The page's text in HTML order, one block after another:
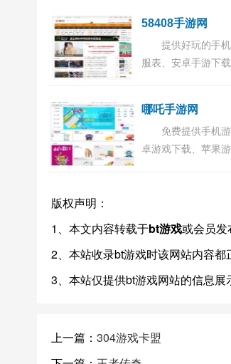
频道...
58408手游网
提供好玩的手
服表、安卓手游下
哪吒手游网
免费提供手机
卓游戏下载、苹果
版权声明：
1、本文内容转载于bt游戏或会员发
2、本站收录bt游戏时该网站内容都
3、本站仅提供bt游戏网站的信息展
上一篇： 304游戏卡盟